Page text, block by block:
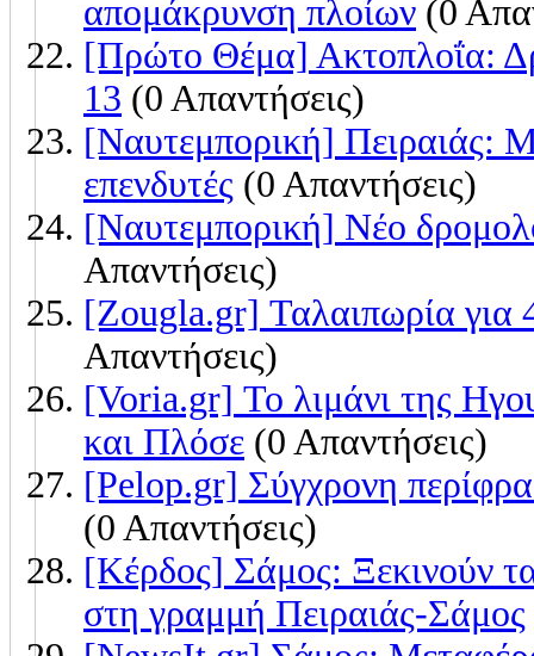
απομάκρυνση πλοίων (0
[Πρώτο Θέμα] Ακτοπλοΐα:
13 (0 Απαντήσεις)
[Ναυτεμπορική] Πειραιάς:
επενδυτές (0 Απαντήσεις)
[Ναυτεμπορική] Νέο
Απαντήσεις)
[Zougla.gr] Ταλαιπωρία για
Απαντήσεις)
[Voria.gr] Το λιμάνι της
και Πλόσε (0 Απαντήσεις)
[Pelop.gr] Σύγχρονη
(0 Απαντήσεις)
[Κέρδος] Σάμος: Ξεκινούν
στη γραμμή Πειραιάς-Σάμος